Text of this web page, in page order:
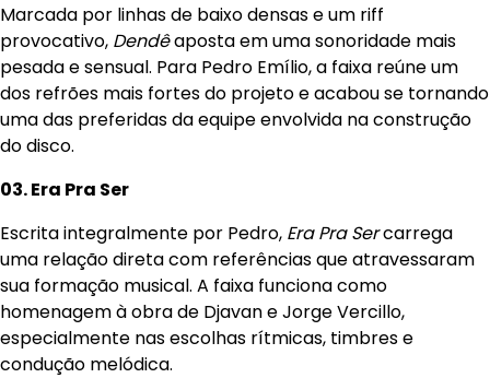
Marcada por linhas de baixo densas e um riff
provocativo, Dendêaposta em uma sonoridade mais
pesada e sensual. Para Pedro Emílio, a faixa reúne um
dos refrões mais fortes do projeto e acabou se tornando
uma das preferidas da equipe envolvida na construção
do disco.
03. Era Pra Ser
Escrita integralmente por Pedro, Era Pra Sercarrega
uma relação direta com referências que atravessaram
sua formação musical. A faixa funciona como
homenagem à obra de Djavan e Jorge Vercillo,
especialmente nas escolhas rítmicas, timbres e
condução melódica.